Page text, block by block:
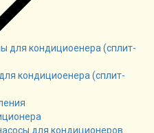
кондициоенера (сплит-
для кондиционеров